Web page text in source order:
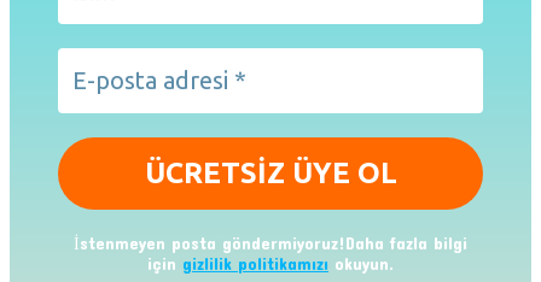
İstenmeyen posta göndermiyoruz!Daha fazla bilgi
için gizlilik politikamızı okuyun.